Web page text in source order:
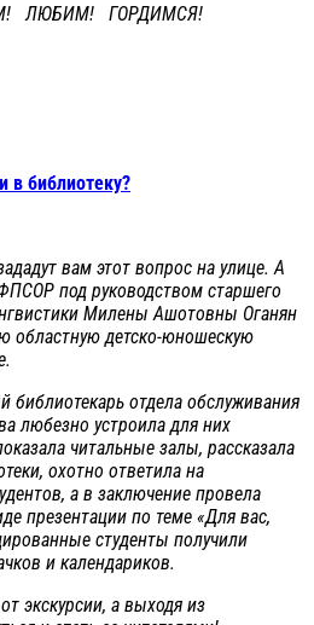
ЛЮБИМ! ГОРДИМСЯ!
в библиотеку?
вам этот вопрос на улице. А
под руководством старшего
Милены Ашотовны Оганян
областную детско-юношескую
отдела обслуживания
любезно устроила для них
читальные залы, рассказала
охотно ответила на
а в заключение провела
презентации по теме «Для вас,
студенты получили
и календариков.
экскурсии, а выходя из